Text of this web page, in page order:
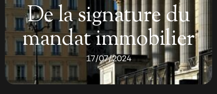
De la signature du
mandat immobilier
17/07/2024